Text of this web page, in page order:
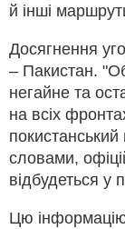
й інші
Досягнення
– Пакистан.
негайне та
на всіх
словами,
відбудеться у
Цю інформацію